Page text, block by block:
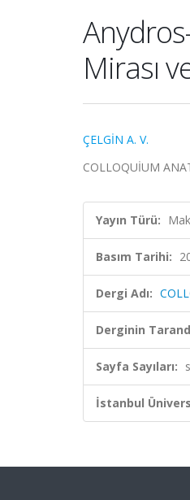
Mirası
ÇELGİN A. V.
COLLOQUİUM
Yayın Türü:
Basım Tarihi:
Dergi Adı:
Derginin
Sayfa Sayıları:
İstanbul